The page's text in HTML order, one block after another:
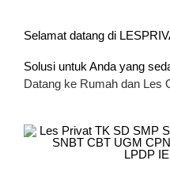
Selamat datang di
Solusi untuk Anda yang
Datang ke Rumah dan Les